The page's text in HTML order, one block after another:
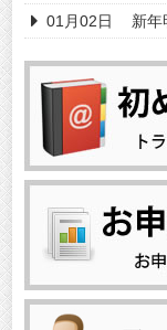
01月02日
新年